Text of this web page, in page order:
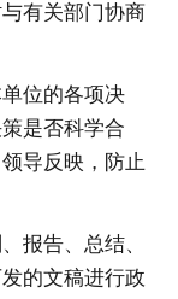
有关部门协商
位的各项决
是否科学合
导反映，防止
报告、总结、
的文稿进行政